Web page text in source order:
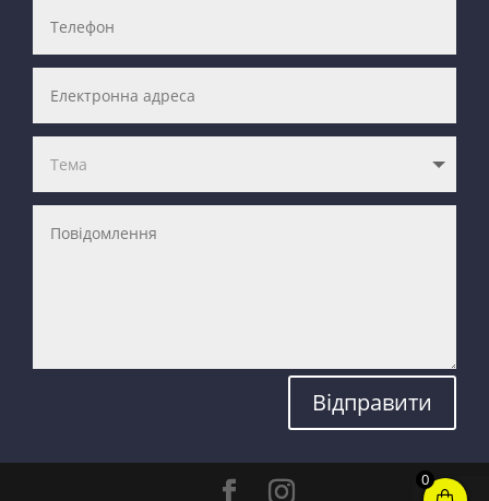
Відправити
0